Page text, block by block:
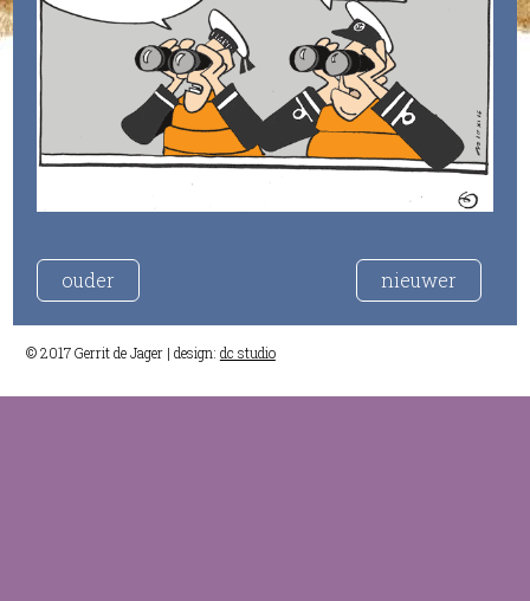
ouder nieuwer
© 2017 Gerrit de Jager | design: dc studio